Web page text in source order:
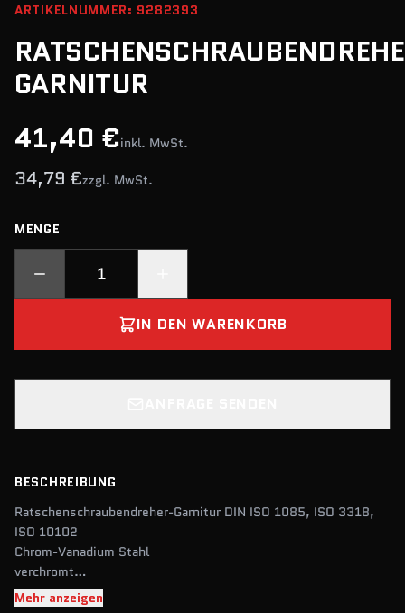
ARTIKELNUMMER: 9282393
GARNITUR
41,40 €inkl. MwSt.
34,79 €zzgl. MwSt.
MENGE
IN DEN WARENKORB
BESCHREIBUNG
Ratschenschraubendreher-Garnitur DIN ISO 1085, ISO 3318,
ISO 10102
Chrom-Vanadium Stahl
verchromt
in schlagfester Kunststoffbox
Mehr anzeigen